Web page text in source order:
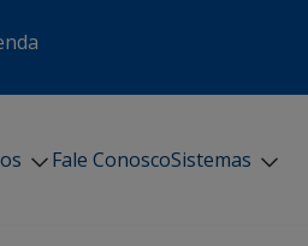
Fale ConoscoSistemas